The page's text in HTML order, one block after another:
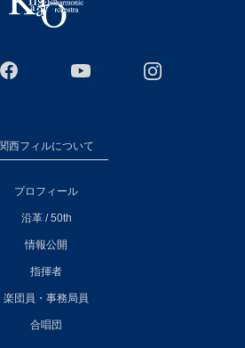
西フィルについて
プロフィール
沿革 / 50th
情報公開
指揮者
楽団員・事務局員
合唱団